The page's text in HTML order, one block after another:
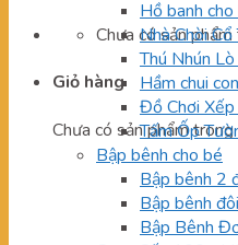
Chưa có sản
Giỏ hàng
Chưa có sản phẩm trong
Hồ banh
Nhà Chòi Cổ
Thú Nhún
Hầm chui
Đồ Chơi Xếp
Tấm Ốp
Bập bênh cho bé
Bập bênh 2
Bập bênh đôi
Bập Bênh